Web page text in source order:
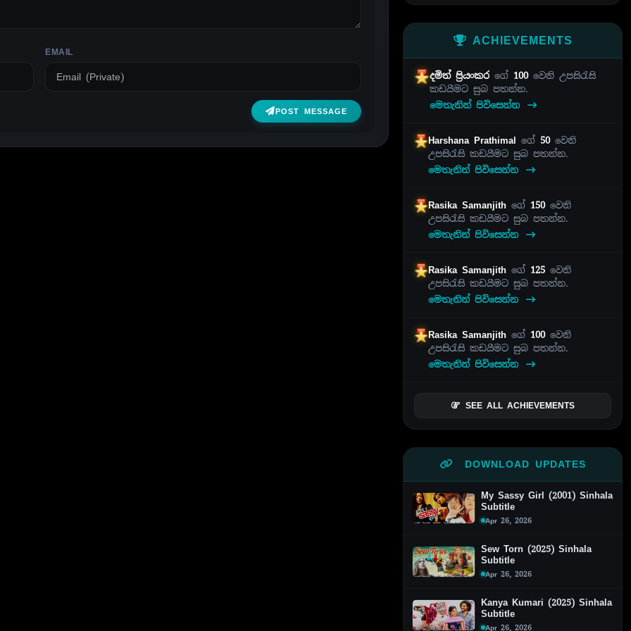
EMAIL
POST MESSAGE
ACHIEVEMENTS
දමිත් ප්‍රියංකර ගේ 100වෙනි උපසිරැසි
කඩයීමට සුබ පතන්න.
මෙතැනින් පිවිසෙන්න
Harshana Prathimal ගේ 50වෙනි
උපසිරැසි කඩයීමට සුබ පතන්න.
මෙතැනින් පිවිසෙන්න
Rasika Samanjithගේ 150වෙනි
උපසිරැසි කඩයීමට සුබ පතන්න.
මෙතැනින් පිවිසෙන්න
Rasika Samanjithගේ 125 වෙනි
උපසිරැසි කඩයීමට සුබ පතන්න.
මෙතැනින් පිවිසෙන්න
Rasika Samanjithගේ 100වෙනි
උපසිරැසි කඩයීමට සුබ පතන්න.
මෙතැනින් පිවිසෙන්න
SEE ALL ACHIEVEMENTS
DOWNLOAD UPDATES
My Sassy Girl (2001) Sinhala
Subtitle
Apr 26, 2026
Sew Torn (2025) Sinhala
Subtitle
Apr 26, 2026
Kanya Kumari (2025) Sinhala
Subtitle
Apr 26, 2026